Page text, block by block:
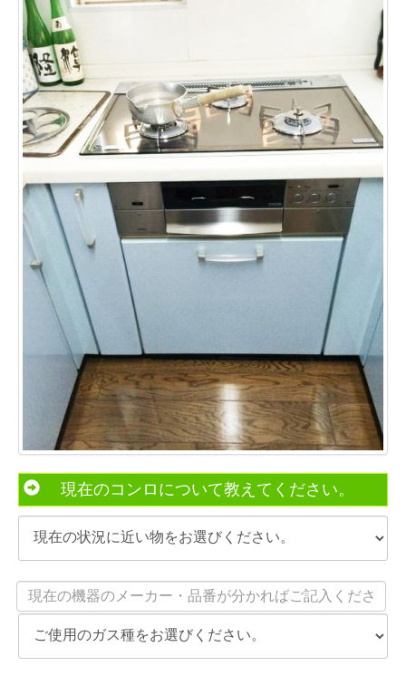
現在のコンロについて教えてください。